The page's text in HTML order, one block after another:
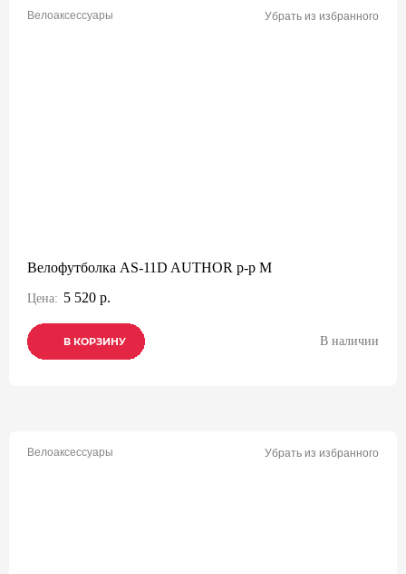
Велоаксессуары Убрать из избранного
Велофутболка AS-11D AUTHOR р-р M
Цена: 5 520 р.
В КОРЗИНУ
В КОРЗИНУ
В КОРЗИНУ В наличии
Велоаксессуары Убрать из избранного